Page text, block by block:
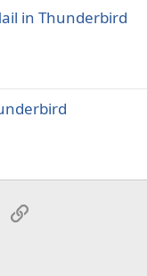
in Thunderbird
MailLink